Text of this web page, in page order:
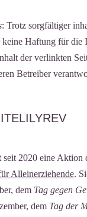
: Trotz sorgfältiger
Haftung für die
der verlinkten
Betreiber
seit 2020 eine Aktion
Alleinerziehende.
dem Tag gegen
dem Tag der